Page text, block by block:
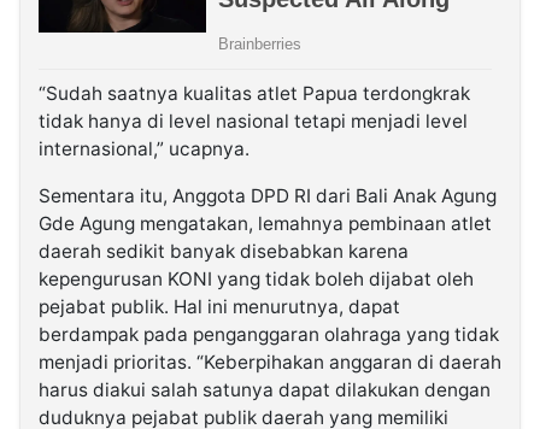
“Sudah saatnya kualitas atlet Papua terdongkrak
tidak hanya di level nasional tetapi menjadi level
internasional,” ucapnya.
Sementara itu, Anggota DPD RI dari Bali Anak Agung
Gde Agung mengatakan, lemahnya pembinaan atlet
daerah sedikit banyak disebabkan karena
kepengurusan KONI yang tidak boleh dijabat oleh
pejabat publik. Hal ini menurutnya, dapat
berdampak pada penganggaran olahraga yang tidak
menjadi prioritas. “Keberpihakan anggaran di daerah
harus diakui salah satunya dapat dilakukan dengan
duduknya pejabat publik daerah yang memiliki